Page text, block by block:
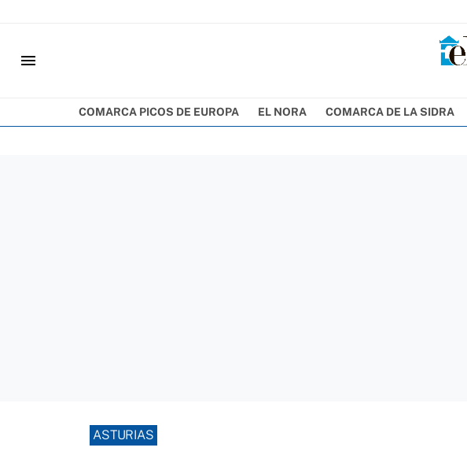
menu
COMARCA PICOS DE EUROPA EL NORA COMARCA DE LA SIDRA
ASTURIAS